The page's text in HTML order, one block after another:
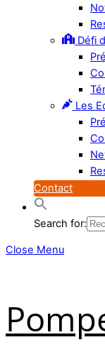
Défi
Les
Contact
Search for:
Close Menu